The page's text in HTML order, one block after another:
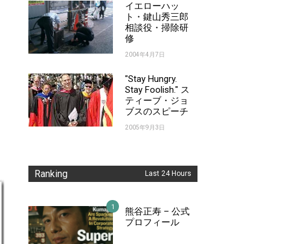
イエローハッ
ト・鍵山秀三郎
相談役・掃除研
修
2004年4月7日
"Stay Hungry.
Stay Foolish." ス
ティーブ・ジョ
ブスのスピーチ
2005年9月3日
Ranking Last 24 Hours
熊谷正寿 – 公式
プロフィール